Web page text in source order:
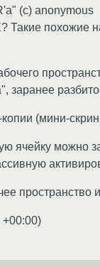
(c) anonymous
Такие похожие
заранее
(мини-
ячейку можно
пространство
+00:00)